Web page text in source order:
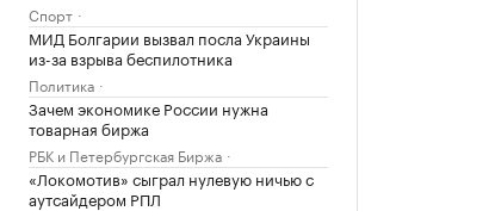
Спорт
МИД Болгарии вызвал посла Украины
из-за взрыва беспилотника
Политика
Зачем экономике России нужна
товарная биржа
РБК и Петербургская Биржа
«Локомотив» сыграл нулевую ничью с
аутсайдером РПЛ